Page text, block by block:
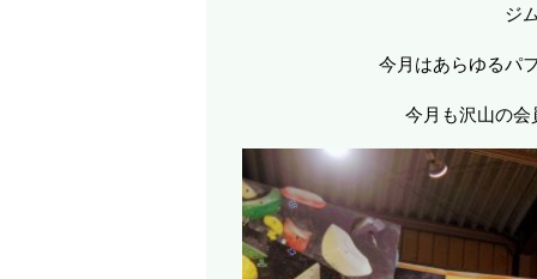
ジ
今月はあらゆるパ
今月も沢山の会